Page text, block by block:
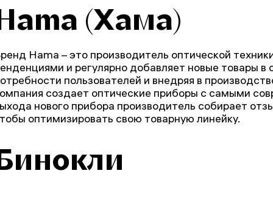
(Хама)
Hama – это производитель оптической
и регулярно добавляет новые товары в
пользователей и внедряя в
создает оптические приборы с самыми
нового прибора производитель собирает
оптимизировать свою товарную линейку.